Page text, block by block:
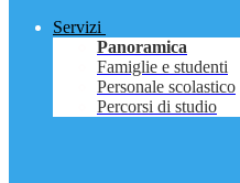
Servizi
Panoramica
Famiglie e studenti
Personale scolastico
Percorsi di studio